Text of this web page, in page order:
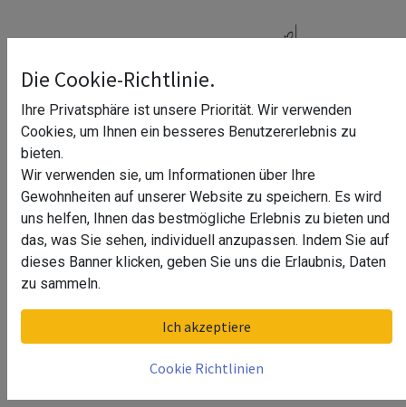
Endkappen (Paar) Otte^
Endkappen (Paar) Otte^ (Schwarz Design)
Endkappen (Paar) Otte^ (silber matt eloxiert)
Die Cookie-Richtlinie.
Ihre Privatsphäre ist unsere Priorität. Wir verwenden
Cookies, um Ihnen ein besseres Benutzererlebnis zu
bieten.
Wir verwenden sie, um Informationen über Ihre
Gewohnheiten auf unserer Website zu speichern. Es wird
uns helfen, Ihnen das bestmögliche Erlebnis zu bieten und
das, was Sie sehen, individuell anzupassen. Indem Sie auf
dieses Banner klicken, geben Sie uns die Erlaubnis, Daten
zu sammeln.
Ich akzeptiere
Cookie Richtlinien